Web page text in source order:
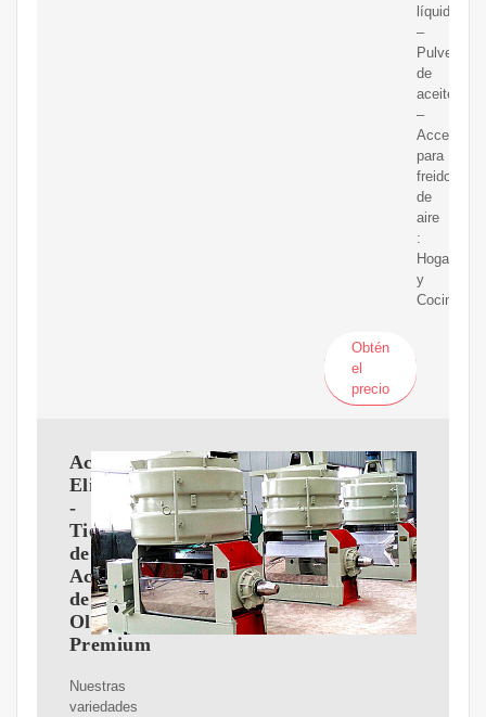
líquidas
–
de
aceite
–
Accesorios
para
freidora
de
aire
:
Hogar
y
Cocina
Obtén
el
precio
Aceites
Elizondo
-
Tienda
de
Aceite
de
Oliva
Premium
Nuestras
variedades